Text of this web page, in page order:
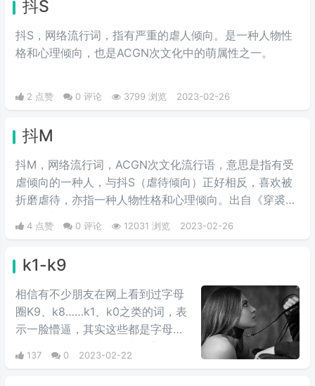
抖S
抖S，网络流行词，指有严重的虐人倾向。是一种人物性
格和心理倾向，也是ACGN次文化中的萌属性之一。
2 点赞 0 评论 3799 浏览 2023-02-26
抖M
抖M，网络流行词，ACGN次文化流行语，意思是指有受
虐倾向的一种人，与抖S（虐待倾向）正好相反，喜欢被
折磨虐待，亦指一种人物性格和心理倾向。出自《穿裘皮
的维纳斯》。
4 点赞 0 评论 12031 浏览 2023-02-26
k1-k9
相信有不少朋友在网上看到过字母
圈K9、k8……k1、k0之类的词，表
示一脸懵逼，其实这些都是字母圈
的用词，今天就来给大家科普一
下。
137 0 2023-02-22